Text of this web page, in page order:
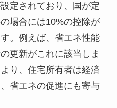
定されており、国が定
場合には10%の控除が
。例えば、省エネ性能
更新がこれに該当しま
り、住宅所有者は経済
省エネの促進にも寄与